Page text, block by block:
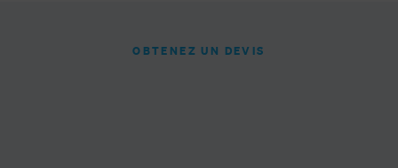
OBTENEZ UN DEVIS